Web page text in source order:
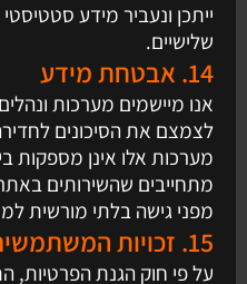
ייתכן ונעביר מידע
שלישיים.
14. אבטחת מידע
אנו מיישמים מערכות
לצמצם את הסיכונים
מערכות אלו אינן מספקות
מתחייבים שהשירותים
מפני גישה בלתי מורשית
15. זכויות המשתמשים